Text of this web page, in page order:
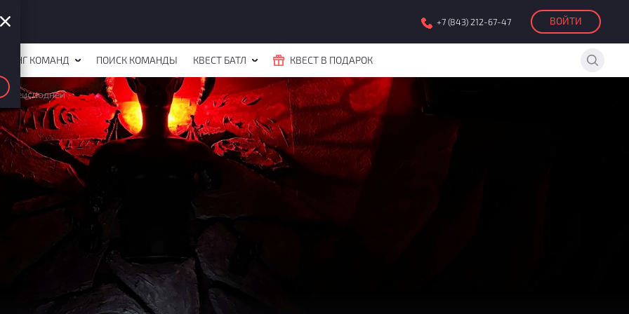
+7 (843) 212-67-47 ВОЙТИ
КОМАНД ПОИСК КОМАНДЫ КВЕСТ БАТЛ КВЕСТ В ПОДАРОК
преисподней